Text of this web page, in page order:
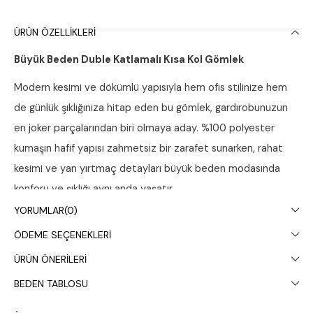
ÜRÜN ÖZELLIKLERI
Büyük Beden Duble Katlamalı Kısa Kol Gömlek
Modern kesimi ve dökümlü yapısıyla hem ofis stilinize hem
de günlük şıklığınıza hitap eden bu gömlek, gardırobunuzun
en joker parçalarından biri olmaya aday. %100 polyester
kumaşın hafif yapısı zahmetsiz bir zarafet sunarken, rahat
kesimi ve yan yırtmaç detayları büyük beden modasında
konforu ve şıklığı aynı anda yaşatır.
Ürün Detayları ve Teknik Özellikler
Yaka ve Kol:
dokunuş katan
YORUMLAR(0)
ÖDEME SEÇENEKLERI
ÜRÜN ÖNERILERI
BEDEN TABLOSU